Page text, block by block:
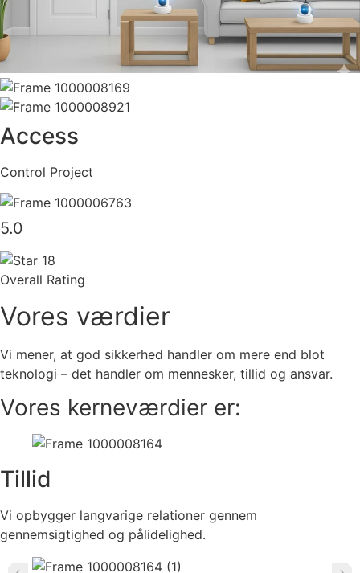
Access
Control Project
5.0
Overall Rating
Vores værdier
Vi mener, at god sikkerhed handler om mere end blot
teknologi – det handler om mennesker, tillid og ansvar.
Vores kerneværdier er:
Tillid
Vi opbygger langvarige relationer gennem
gennemsigtighed og pålidelighed.